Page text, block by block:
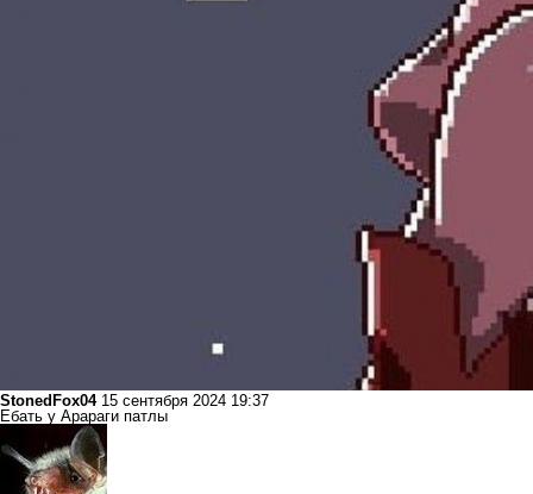
StonedFox04 15 сентября 2024 19:37
Ебать у Арараги патлы